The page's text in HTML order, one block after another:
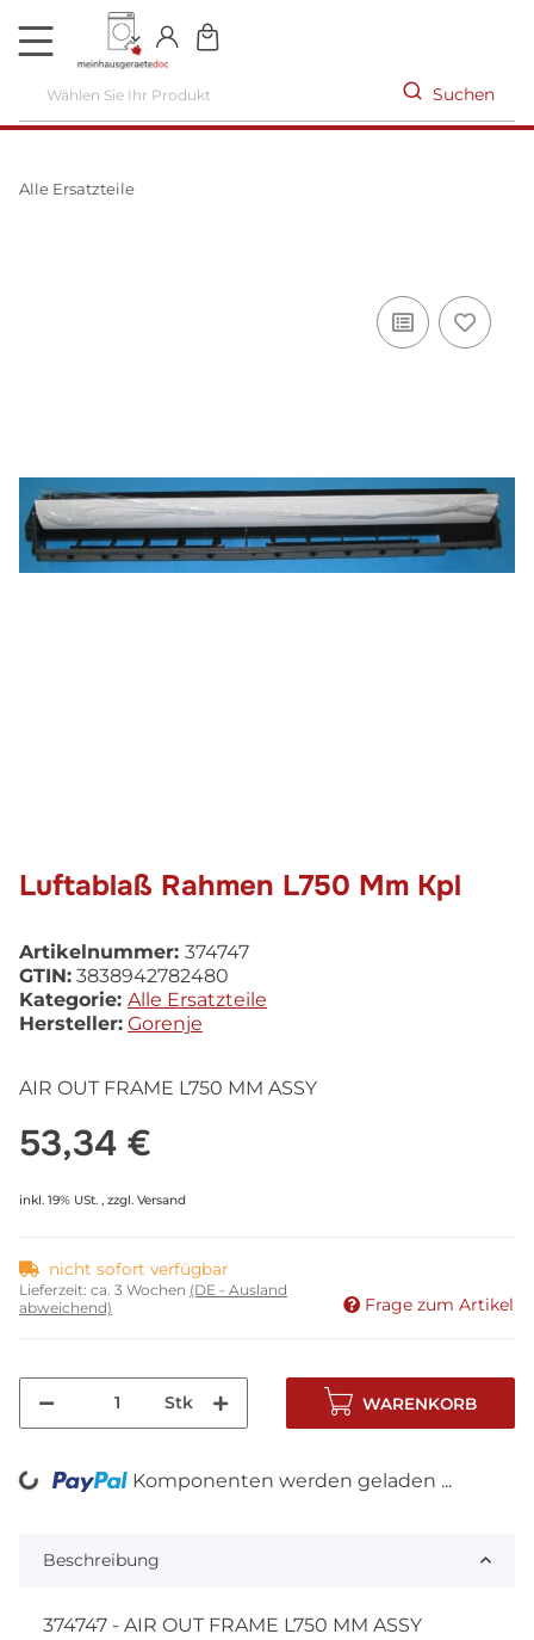
DE
Suchen
Alle Ersatzteile
Luftablaß Rahmen L750 Mm Kpl
Artikelnummer: 374747
GTIN: 3838942782480
Kategorie: Alle Ersatzteile
Hersteller: Gorenje
AIR OUT FRAME L750 MM ASSY
53,34 €
inkl. 19% USt. , zzgl. Versand
nicht sofort verfügbar
Lieferzeit: ca. 3 Wochen (DE - Ausland
abweichend)
Frage zum Artikel
Stk WARENKORB
Loading... Komponenten werden geladen ...
Beschreibung
374747 - AIR OUT FRAME L750 MM ASSY